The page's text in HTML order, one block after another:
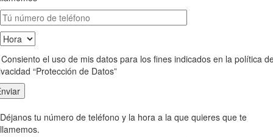
el uso de mis datos para los fines indicados en la política
“Protección de Datos”
Déjanos tu número de teléfono y la hora a la que quieres que te
llamemos.